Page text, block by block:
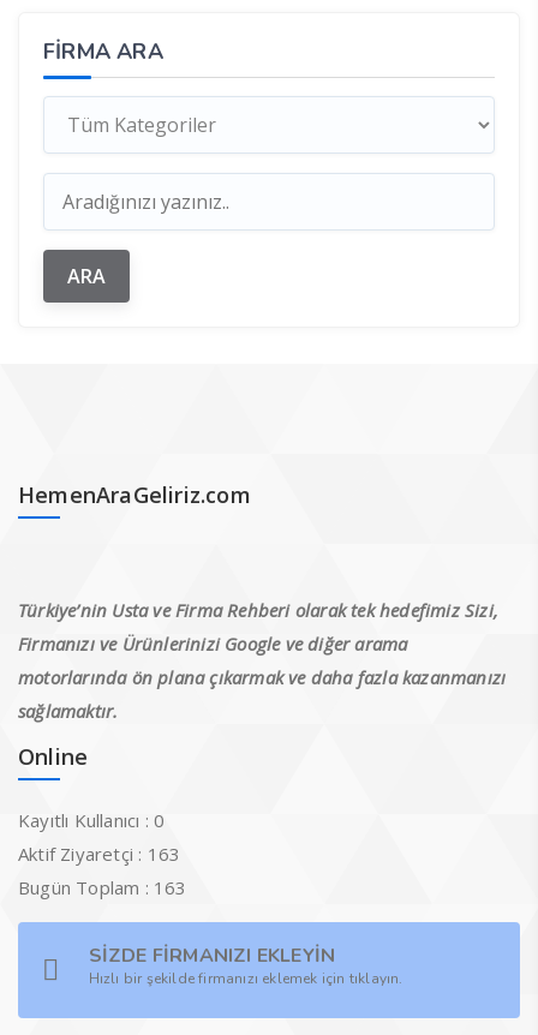
FIRMA ARA
HemenAraGeliriz.com
Türkiye’nin Usta ve Firma Rehberi olarak tek hedefimizSizi,
Firmanızı ve Ürünlerinizi Google ve diğer arama
motorlarında ön plana çıkarmak ve daha fazla kazanmanızı
sağlamaktır.
Online
Kayıtlı Kullanıcı : 0
Aktif Ziyaretçi : 163
Bugün Toplam : 163
SİZDE FİRMANIZI EKLEYİN
Hızlı bir şekilde firmanızı eklemek için tıklayın.